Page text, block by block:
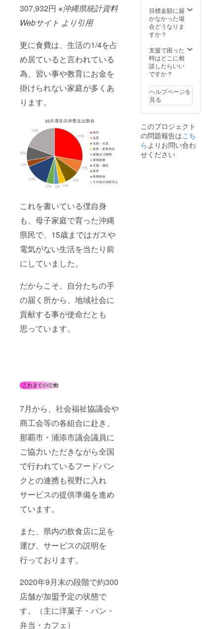
307,932円 ※沖縄県統計資料
Webサイト より引用
更に食費は、生活の1/4を占
め居ていると言われている
為、習い事や教育にお金を
掛けられない家庭が多くあ
ります。
これを書いている僕自身
も、母子家庭で育った沖縄
県民で、15歳まではガスや
電気がない生活を当たり前
にしていました。
だからこそ、自分たちの手
の届く所から、地域社会に
貢献する事が使命だとも
思っています。
7月から、社会福祉協議会や
商工会等の各組合に赴き、
那覇市・浦添市議会議員に
ご協力いただきながら全国
で行われているフードバン
クとの連携も視野に入れ
サービスの提供準備を進め
ています。
また、県内の飲食店に足を
運び、サービスの説明を
行っております。
2020年9月末の段階で約300
店舗が加盟予定の状態で
す。（主に洋菓子・パン・
弁当・カフェ）
掲載さ
せて頂
きま
す。
支えな
けれ
ば、備
考欄に
をご入
力下さ
い。）
目標金額に届
かなかった場
合どうなりま
すか？
支援で困った
時はどこに相
談したらいい
ですか？
ヘルプページを
見る
このプロジェクト
の問題報告はこち
らよりお問い合わ
せください